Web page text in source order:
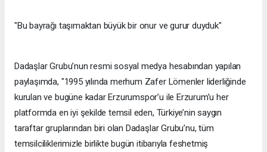
"Bu bayrağı taşımaktan büyük bir onur ve gurur duyduk"
Dadaşlar Grubu’nun resmi sosyal medya hesabından yapılan
paylaşımda, "1995 yılında merhum Zafer Lömenler liderliğinde
kurulan ve bugüne kadar Erzurumspor’u ile Erzurum’u her
platformda en iyi şekilde temsil eden, Türkiye’nin saygın
taraftar gruplarından biri olan Dadaşlar Grubu’nu, tüm
temsilciliklerimizle birlikte bugün itibarıyla feshetmiş